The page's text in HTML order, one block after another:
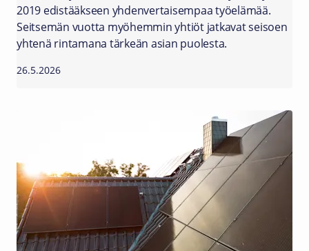
2019 edistääkseen yhdenvertaisempaa työelämää.
Seitsemän vuotta myöhemmin yhtiöt jatkavat seisoen
yhtenä rintamana tärkeän asian puolesta.
26.5.2026